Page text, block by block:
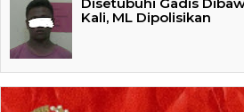
Kali, ML Dipolisikan